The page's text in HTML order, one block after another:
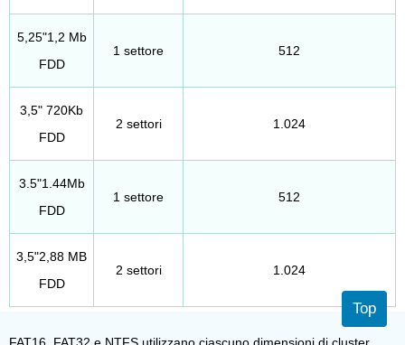
5,25"1,2 Mb
FDD
1 settore 512
3,5" 720Kb
FDD
2 settori 1.024
3.5"1.44Mb
FDD
1 settore 512
3,5"2,88 MB
FDD
2 settori 1.024
Top